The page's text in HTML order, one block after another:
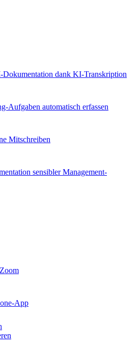
Dokumentation dank KI-Transkription
Aufgaben automatisch erfassen
Mitschreiben
sensibler Management-
App